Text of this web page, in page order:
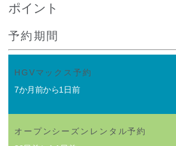
ポイント
予約期間
HGVマックス予約
7か月前から1日前
オープンシーズンレンタル予約